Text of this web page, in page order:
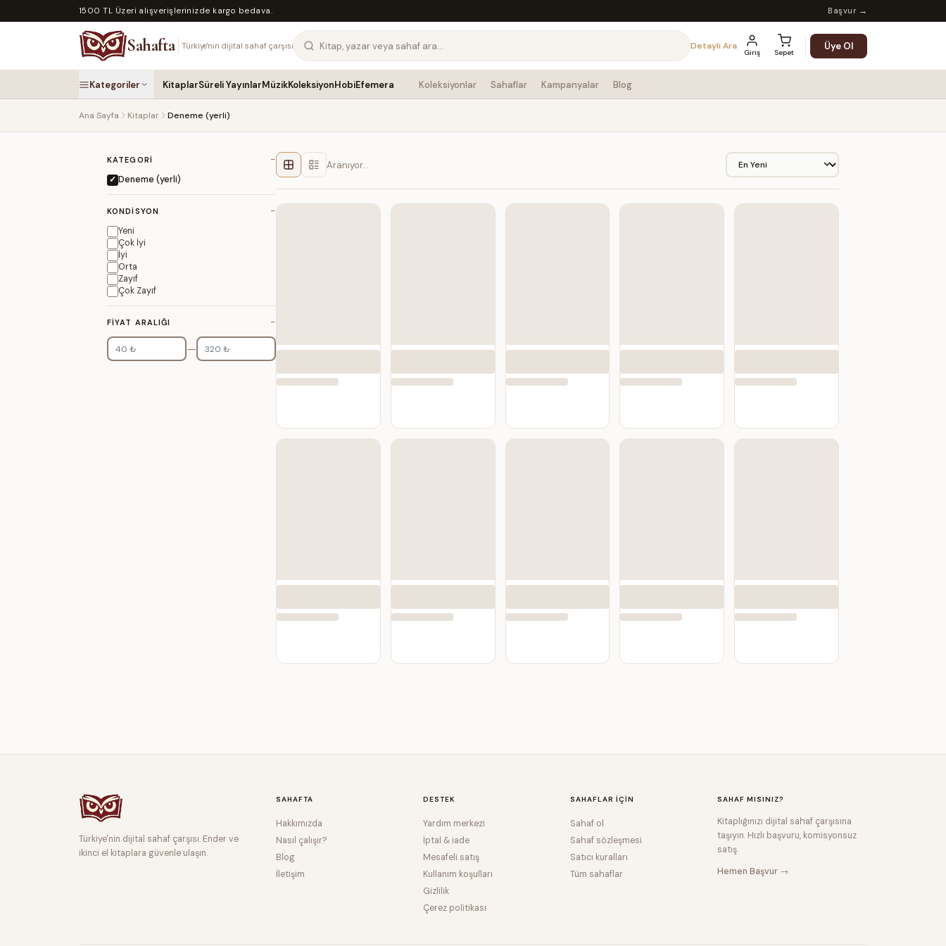
1500 TL Üzeri alışverişlerinizde kargo bedava. Başvur →
Sahafta Türkiye'nin dijital sahaf çarşısı Detaylı Ara
Giriş Sepet
Üye Ol
Kategoriler KitaplarSüreli YayınlarMüzikKoleksiyonHobiEfemera Koleksiyonlar Sahaflar Kampanyalar Blog
Ana Sayfa Kitaplar Deneme (yerli)
KATEGORI −
Deneme (yerli)
KONDISYON −
Yeni
Çok İyi
İyi
Orta
Zayıf
Çok Zayıf
FIYAT ARALIĞI −
—
Aranıyor…
Türkiye'nin dijital sahaf çarşısı. Ender ve
ikinci el kitaplara güvenle ulaşın.
SAHAFTA
Hakkımızda
Nasıl çalışır?
Blog
İletişim
DESTEK
Yardım merkezi
İptal & iade
Mesafeli satış
Kullanım koşulları
Gizlilik
Çerez politikası
SAHAFLAR IÇIN
Sahaf ol
Sahaf sözleşmesi
Satıcı kuralları
Tüm sahaflar
SAHAF MISINIZ?
Kitaplığınızı dijital sahaf çarşısına
taşıyın. Hızlı başvuru, komisyonsuz
satış.
Hemen Başvur →